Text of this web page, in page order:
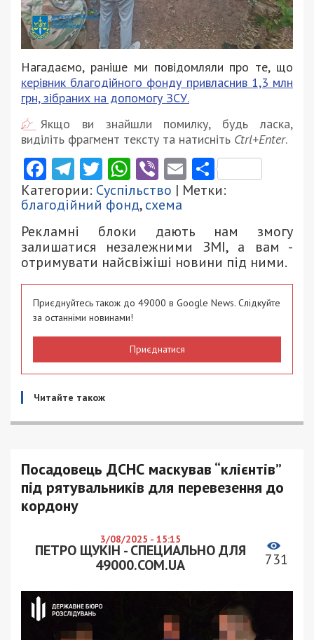
Нагадаємо, раніше ми повідомляли про те, що
керівник благодійного фонду привласнив 1,3 млн
грн, зібраних на допомогу ЗСУ.
Якщо ви знайшли помилку, будь ласка,
виділіть фрагмент тексту та натисніть Ctrl+Enter.
Facebook
Telegram
Twitter
WhatsApp
ViberEmail
Категории: Суспільство | Метки:
благодійний фонд,схема
Рекламні блоки дають нам змогу
залишатися незалежними ЗМІ, а вам -
отримувати найсвіжіші новини під ними.
Приєднуйтесь також до 49000 в Google News. Слідкуйте
за останніми новинами!
Приєднатися
Читайте також
Посадовець ДСНС маскував “клієнтів”
під рятувальників для перевезення до
кордону
3/08/2025 - 15:15
ПЕТРО ЩУКІН - СПЕЦИАЛЬНО ДЛЯ
49000.COM.UA
731